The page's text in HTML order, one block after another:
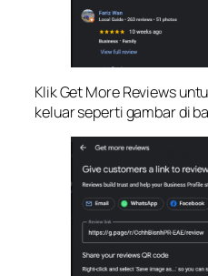
Klik Get More Reviews
keluar seperti gambar di